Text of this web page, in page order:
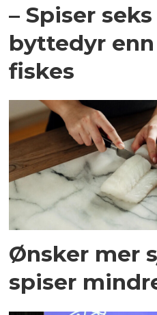
– Spiser
byttedyr
fiskes
Ønsker mer
spiser